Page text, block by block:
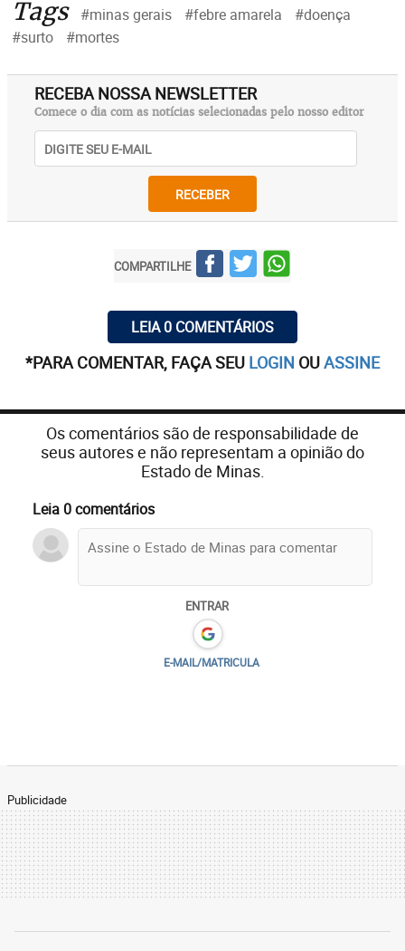
Tags #minas gerais #febre amarela
#doença
#surto
#mortes
RECEBA NOSSA NEWSLETTER
Comece o dia com as notícias selecionadas pelo nosso editor
RECEBER
COMPARTILHE
LEIA 0 COMENTÁRIOS
*PARA COMENTAR, FAÇA SEU LOGIN OUASSINE
Os comentários são de responsabilidade de
seus autores e não representam a opinião do
Estado de Minas.
Leia 0 comentários
ENTRAR
E-MAIL/MATRICULA
Publicidade